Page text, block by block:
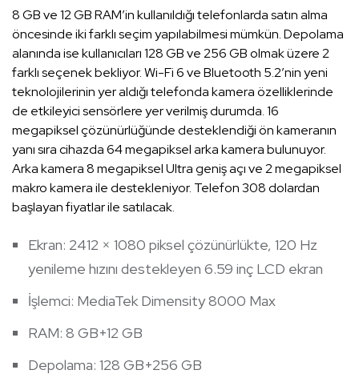
8 GB ve 12 GB RAM’in kullanıldığı telefonlarda satın alma
öncesinde iki farklı seçim yapılabilmesi mümkün. Depolama
alanında ise kullanıcıları 128 GB ve 256 GB olmak üzere 2
farklı seçenek bekliyor. Wi-Fi 6 ve Bluetooth 5.2’nin yeni
teknolojilerinin yer aldığı telefonda kamera özelliklerinde
de etkileyici sensörlere yer verilmiş durumda. 16
megapiksel çözünürlüğünde desteklendiği ön kameranın
yanı sıra cihazda 64 megapiksel arka kamera bulunuyor.
Arka kamera 8 megapiksel Ultra geniş açı ve 2 megapiksel
makro kamera ile destekleniyor. Telefon 308 dolardan
başlayan fiyatlar ile satılacak.
Ekran: 2412 × 1080 piksel çözünürlükte, 120 Hz
yenileme hızını destekleyen 6.59 inç LCD ekran
İşlemci: MediaTek Dimensity 8000 Max
RAM: 8 GB+12 GB
Depolama: 128 GB+256 GB